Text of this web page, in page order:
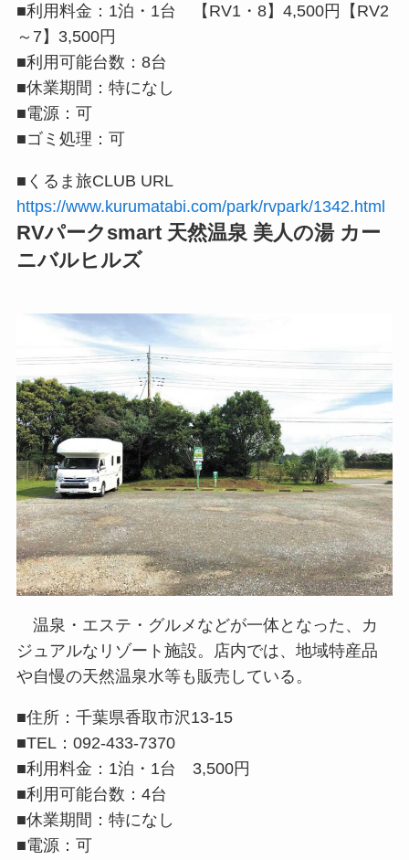
■利用料金：1泊・1台 【RV1・8】4,500円【RV2
～7】3,500円
■利用可能台数：8台
■休業期間：特になし
■電源：可
■ゴミ処理：可
■くるま旅CLUB URL
https://www.kurumatabi.com/park/rvpark/1342.html
RVパークsmart 天然温泉 美人の湯 カー
ニバルヒルズ
温泉・エステ・グルメなどが一体となった、カ
ジュアルなリゾート施設。店内では、地域特産品
や自慢の天然温泉水等も販売している。
■住所：千葉県香取市沢13-15
■TEL：092-433-7370
■利用料金：1泊・1台 3,500円
■利用可能台数：4台
■休業期間：特になし
■電源：可